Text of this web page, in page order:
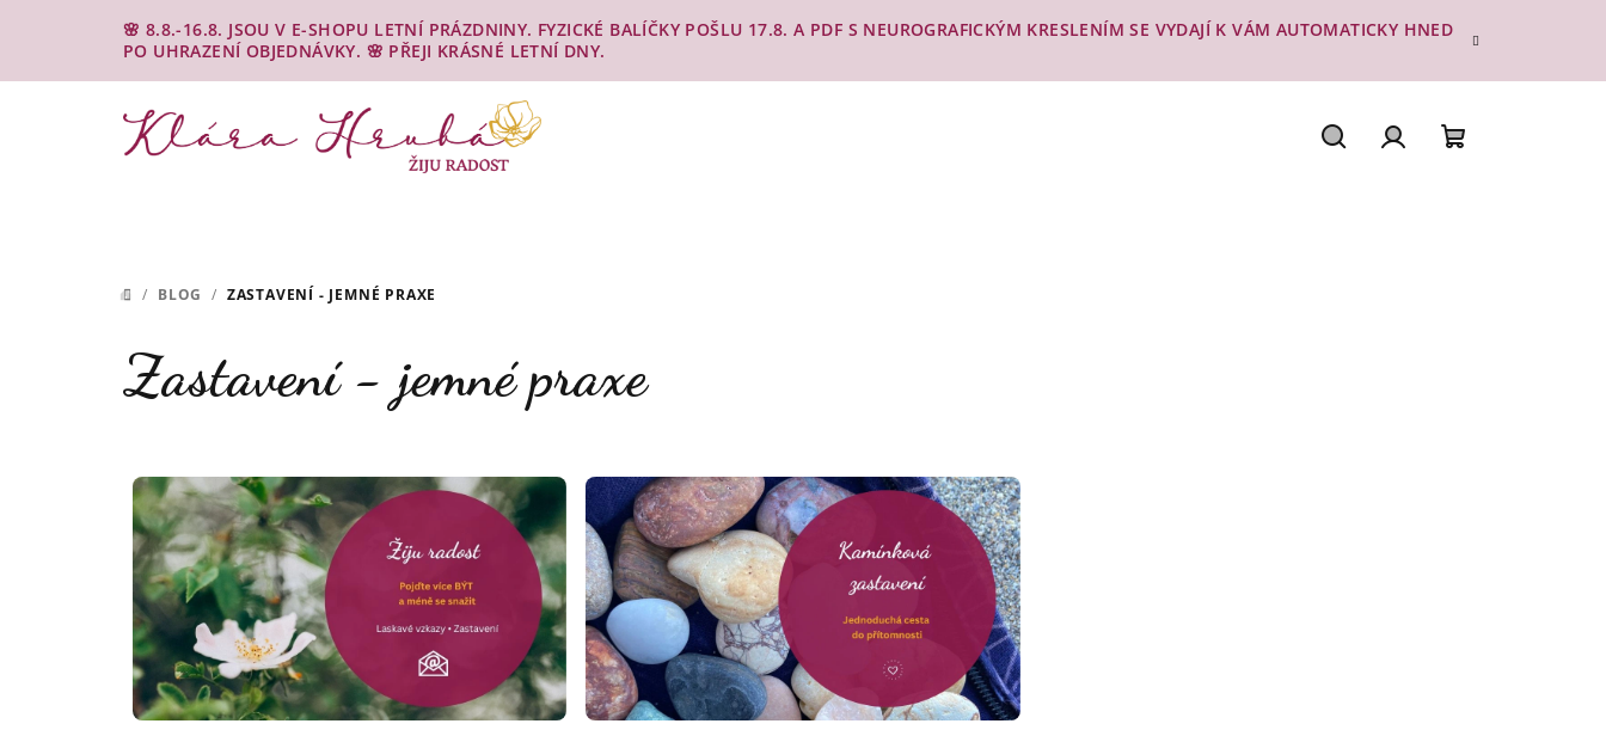
🌸 8.8.-16.8. JSOU V E-SHOPU LETNÍ PRÁZDNINY. FYZICKÉ BALÍČKY POŠLU 17.8. A PDF S NEUROGRAFICKÝM KRESLENÍM SE VYDAJÍ K VÁM AUTOMATICKY HNED
PO UHRAZENÍ OBJEDNÁVKY. 🌸 PŘEJI KRÁSNÉ LETNÍ DNY.
DOMŮ
/ BLOG / ZASTAVENÍ - JEMNÉ PRAXE
Zastavení - jemné praxe
ý
p
i
s
č